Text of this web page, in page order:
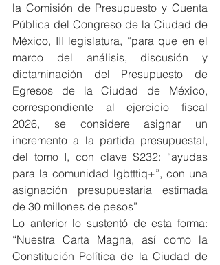
la Comisión de Presupuesto y Cuenta
Pública del Congreso de la Ciudad de
México, III legislatura, “para que en el
marco del análisis, discusión y
dictaminación del Presupuesto de
Egresos de la Ciudad de México,
correspondiente al ejercicio fiscal
2026, se considere asignar un
incremento a la partida presupuestal,
del tomo I, con clave S232: “ayudas
para la comunidad lgbtttiq+”, con una
asignación presupuestaria estimada
de 30 millones de pesos”
Lo anterior lo sustentó de esta forma:
“Nuestra Carta Magna, así como la
Constitución Política de la Ciudad de